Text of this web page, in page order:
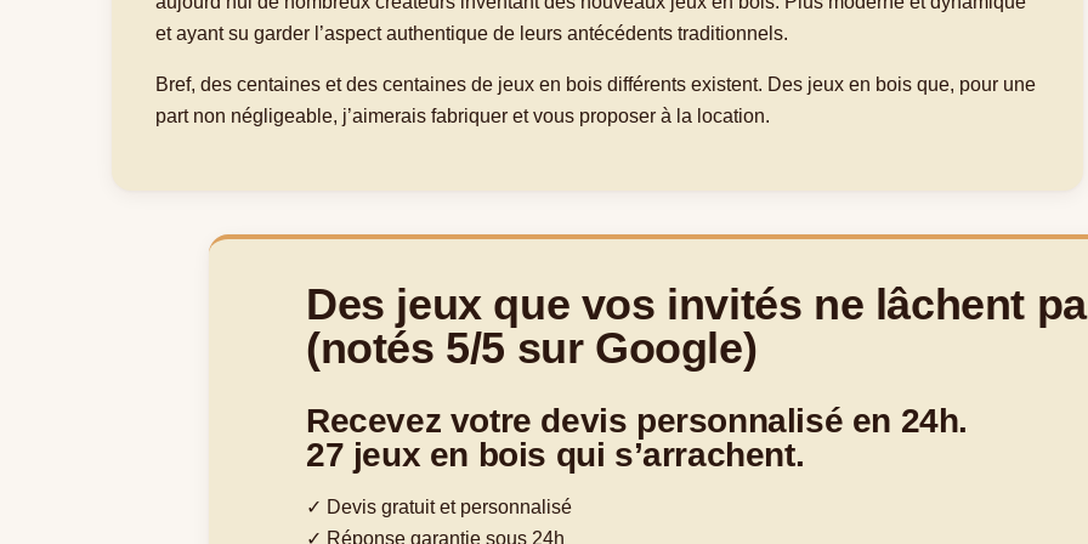
et ayant su garder l’aspect authentique de leurs antécédents traditionnels.
Bref, des centaines et des centaines de jeux en bois différents existent. Des jeux en bois que, pour une
part non négligeable, j’aimerais fabriquer et vous proposer à la location.
Des jeux que vos invités ne lâchent
(notés 5/5 sur Google)
Recevez votre devis personnalisé en 24h.
27 jeux en bois qui s’arrachent.
✓ Devis gratuit et personnalisé
✓ Réponse garantie sous 24h